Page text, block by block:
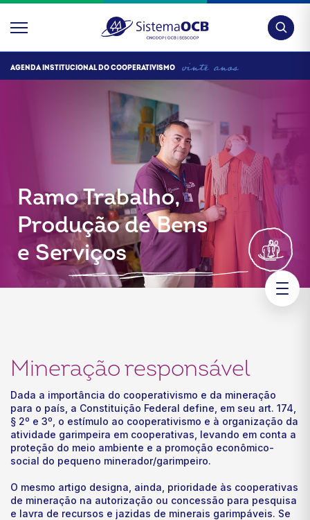
AGENDA INSTITUCIONAL DO COOPERATIVISMO
Ramo Trabalho,
Produção de Bens
e Serviços
Mineração responsável
Dada a importância do cooperativismo e da mineração
para o país, a Constituição Federal define, em seu art. 174,
§ 2º e 3º, o estímulo ao cooperativismo e à organização da
atividade garimpeira em cooperativas, levando em conta a
proteção do meio ambiente e a promoção econômico-
social do pequeno minerador/garimpeiro.
O mesmo artigo designa, ainda, prioridade às cooperativas
de mineração na autorização ou concessão para pesquisa
e lavra de recursos e jazidas de minerais garimpáveis. Se